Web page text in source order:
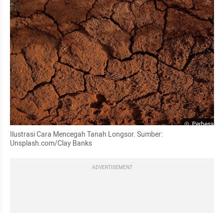
Perbesar
Ilustrasi Cara Mencegah Tanah Longsor. Sumber:
Unsplash.com/Clay Banks
ADVERTISEMENT